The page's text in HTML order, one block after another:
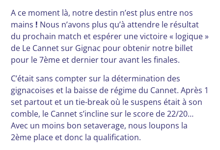
A ce moment là, notre destin n’est plus entre nos
mains ! Nous n’avons plus qu’à attendre le résultat
du prochain match et espérer une victoire « logique »
de Le Cannet sur Gignac pour obtenir notre billet
pour le 7ème et dernier tour avant les finales.
C’était sans compter sur la détermination des
gignacoises et la baisse de régime du Cannet. Après 1
set partout et un tie-break où le suspens était à son
comble, le Cannet s’incline sur le score de 22/20…
Avec un moins bon setaverage, nous loupons la
2ème place et donc la qualification.